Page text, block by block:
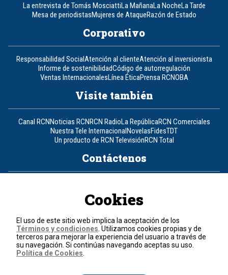
La entrevista de Tomás MosciattiLa MañanaLa NocheLa Tarde
Mesa de periodistasMujeres de AtaqueRazón de Estado
Corporativo
Responsabilidad SocialAtención al clienteAtención al inversionista
Informe de sostenibilidadCódigo de autorregulación
Ventas InternacionalesLínea ÉticaPrensa RCNOBA
Visite también
Canal RCNNoticias RCNRCN RadioLa RepúblicaRCN Comerciales
Nuestra Tele InternacionalNovelasFidesTDT
Un producto de RCN TelevisiónRCN Total
Contáctenos
Política de cookies
Términos y condiciones
© 2026, RCN Medios.
Todos los derechos reservados.
Cookies
El uso de este sitio web implica la aceptación de los
Términos y condiciones . Utilizamos cookies propias y de
terceros para mejorar la experiencia del usuario a través de
su navegación. Si continúas navegando aceptas su uso.
Política de Cookies